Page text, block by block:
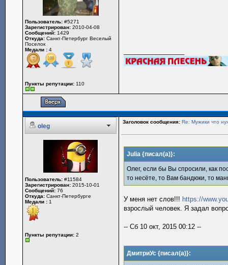
Пользователь: #5271
Зарегистрирован: 2010-04-08
Сообщений: 1429
Откуда: Санкт-Петербург Веселый
Поселок
Медали : 4
Пункты репутации: 110
oleg
Заголовок сообщения: Re: Мужики что
Пользователь: #11584
Зарегистрирован: 2015-10-01
Сообщений: 76
Откуда: Санкт-Петербурге
Медали : 1
Пункты репутации: 2
Julia {писал(а)}:
Олег, если бы Вы спросили, как
то несёте, то Вам бандюки, то
У меня нет слов!!! https://
взрослый человек. Я задал
-- Сб 10 окт, 2015 00:12 --
ДмитриУс {писал(а)}: